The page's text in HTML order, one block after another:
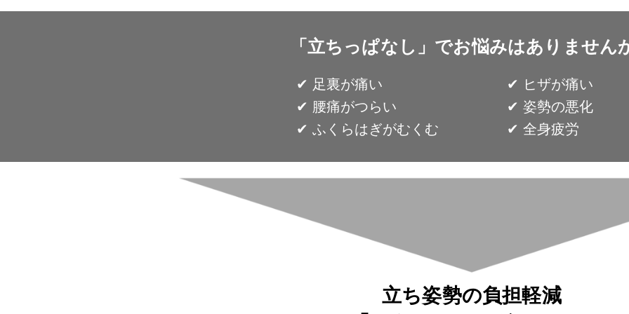
「立ちっぱなし」でお悩みはありません
✔︎ 足裏が痛い
✔︎ 腰痛がつらい
✔︎ ふくらはぎがむくむ
✔︎ ヒザが痛い
✔︎ 姿勢の悪化
✔︎ 全身疲労
立ち姿勢の負担軽減